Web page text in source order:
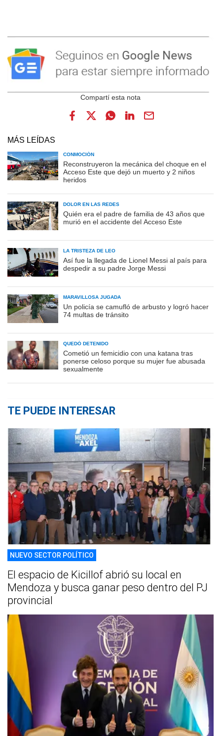
MÁS LEÍDAS
CONMOCIÓN
Reconstruyeron la mecánica del choque en el
Acceso Este que dejó un muerto y 2 niños
heridos
DOLOR EN LAS REDES
Quién era el padre de familia de 43 años que
murió en el accidente del Acceso Este
LA TRISTEZA DE LEO
Así fue la llegada de Lionel Messi al país para
despedir a su padre Jorge Messi
MARAVILLOSA JUGADA
Un policía se camufló de arbusto y logró hacer
74 multas de tránsito
QUEDÓ DETENIDO
Cometió un femicidio con una katana tras
ponerse celoso porque su mujer fue abusada
sexualmente
TE PUEDE INTERESAR
NUEVO SECTOR POLÍTICO
El espacio de Kicillof abrió su local en
Mendoza y busca ganar peso dentro del PJ
provincial